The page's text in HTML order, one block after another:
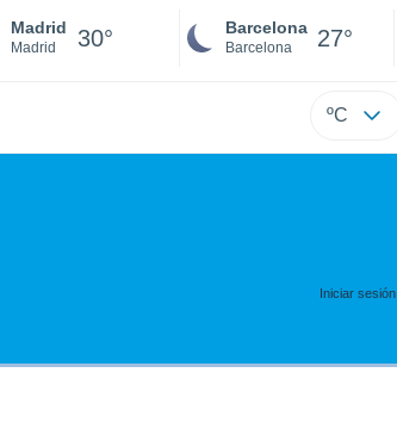
Madrid
Madrid 30° Barcelona
Barcelona 27°
ºC
Iniciar sesión